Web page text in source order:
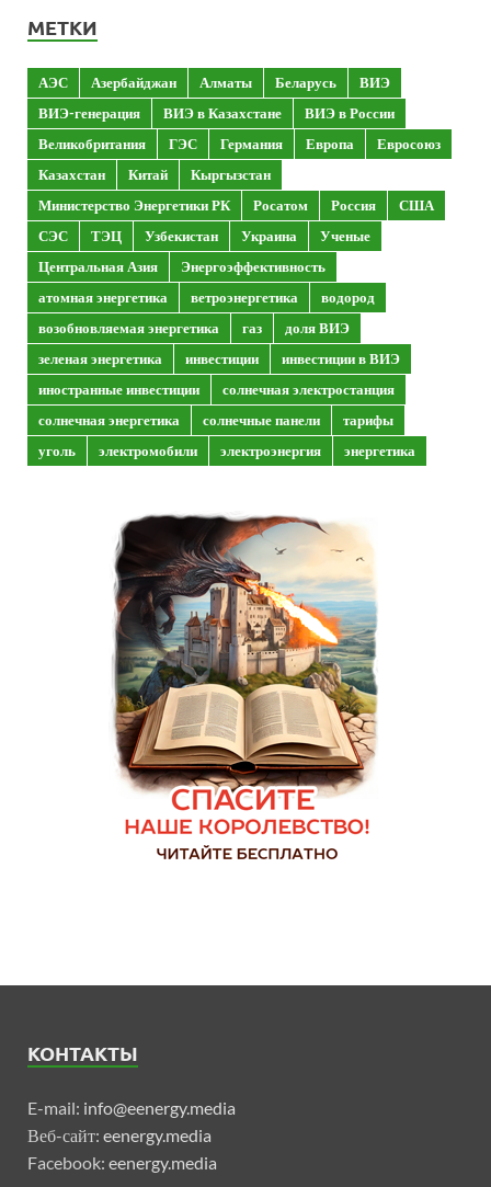
МЕТКИ
АЭС Азербайджан Алматы Беларусь
ВИЭ
ВИЭ-генерация
ВИЭ в Казахстане
ВИЭ в России
Великобритания
ГЭС Германия Европа
Евросоюз
Казахстан
Китай
Кыргызстан
Министерство Энергетики РК
Росатом Россия
США
СЭС
ТЭЦ Узбекистан Украина
Ученые
Центральная Азия
Энергоэффективность
атомная энергетика
ветроэнергетика
водород
возобновляемая энергетика
газ
доля ВИЭ
зеленая энергетика
инвестиции
инвестиции в ВИЭ
иностранные инвестиции
солнечная электростанция
солнечная энергетика
солнечные панели
тарифы
уголь
электромобили электроэнергия энергетика
КОНТАКТЫ
E-mail: info@eenergy.media
Веб-сайт: eenergy.media
Facebook: eenergy.media